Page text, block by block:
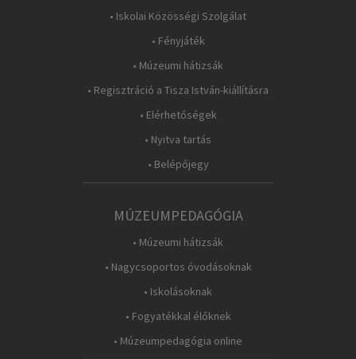
• Iskolai Közösségi Szolgálat
• Fényjáték
• Múzeumi hátizsák
• Regisztráció a Tisza István-kiállításra
• Elérhetőségek
• Nyitva tartás
• Belépőjegy
MÚZEUMPEDAGÓGIA
• Múzeumi hátizsák
• Nagycsoportos óvodásoknak
• Iskolásoknak
• Fogyatékkal élőknek
• Múzeumpedagógia online